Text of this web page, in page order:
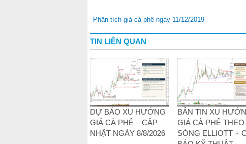
Phân tích giá cà phê ngày 11/12/2019
TIN LIÊN QUAN
DỰ BÁO XU HƯỚNG
GIÁ CÀ PHÊ – CẬP
NHẬT NGÀY 8/8/2026
BẢN TIN XU
GIÁ CÀ PHÊ THEO
SÓNG ELLIOTT +